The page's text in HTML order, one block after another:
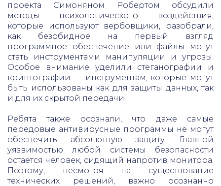
проекта Симоняном Робертом обсудили
методы психологического воздействия,
которые используют вербовщики, разобрали,
как безобидное на первый взгляд
программное обеспечение или файлы могут
стать инструментами манипуляции и угрозы.
Особое внимание уделили стеганографии и
криптографии — инструментам, которые могут
быть использованы как для защиты данных, так
и для их скрытой передачи.
Ребята также осознали, что даже самые
передовые антивирусные программы не могут
обеспечить абсолютную защиту. Главной
уязвимостью любой системы безопасности
остается человек, сидящий напротив монитора.
Поэтому, несмотря на существование
технических решений, важно осознанно